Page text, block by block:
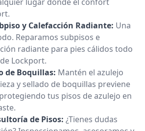
y Calefacción Radiante: Una
Reparamos subpisos e
radiante para pies cálidos todo
Lockport.
de Boquillas: Mantén el azulejo
y sellado de boquillas previene
tus pisos de azulejo en
de Pisos: ¿Tienes dudas